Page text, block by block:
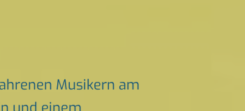
Musikern am